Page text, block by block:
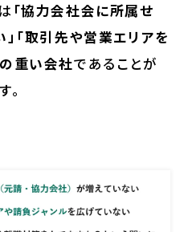
「協力会社会に所属せ
「取引先や営業エリアを
重い会社であることが
。